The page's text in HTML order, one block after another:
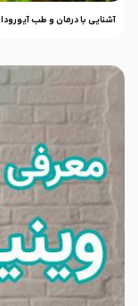
آشنایی با درمان و طب آیورودا